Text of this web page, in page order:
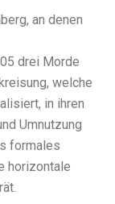
an denen
drei Morde
welche
in ihren
Umnutzung
formales
horizontale